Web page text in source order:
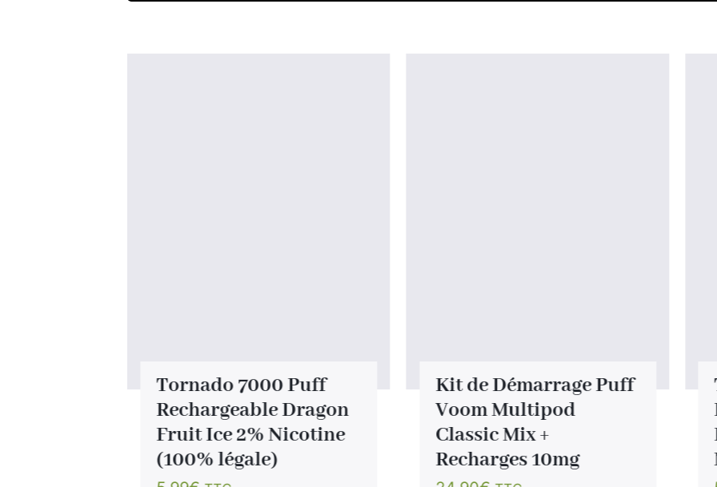
Tornado 7000 Puff
Rechargeable Dragon
Fruit Ice 2% Nicotine
(100% légale)
Kit de Démarrage Puff
Voom Multipod
Classic Mix +
Recharges 10mg